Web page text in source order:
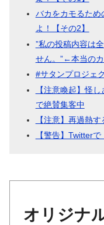
バカをカモるため
よ！【その2】
”私の投稿内容は
せん。”←本当のカ
#サタンプロジェ
【注意喚起】怪
で絶賛集客中
【注意】再過熱
【警告】Twitter
オリジナ